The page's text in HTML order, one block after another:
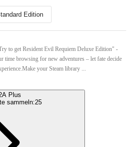
Edition
to get Resident Evil Requiem Deluxe Edition" -
time browsing for new adventures – let fate decide
your Steam library ...
Plus
sammeln:25